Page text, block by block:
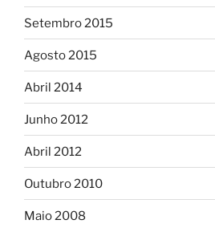
Setembro 2015
Agosto 2015
Abril 2014
Junho 2012
Abril 2012
Outubro 2010
Maio 2008